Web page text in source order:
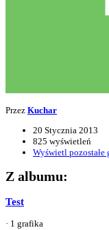
Przez Kuchar
20 Stycznia 2013
825 wyświetleń
Wyświetl
Z albumu:
Test
· 1 grafika